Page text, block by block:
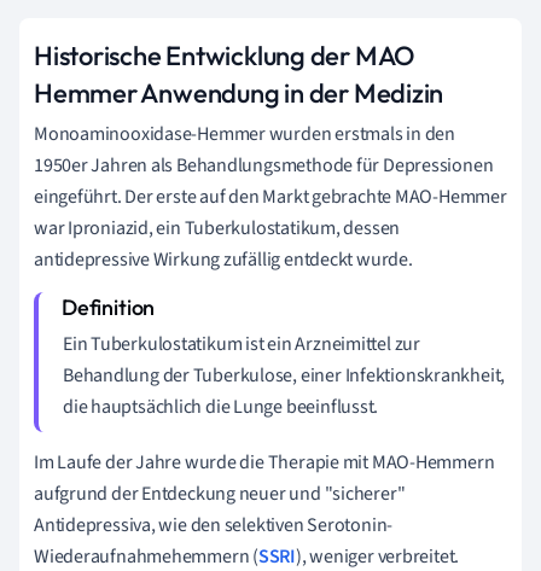
Historische Entwicklung der MAO
Hemmer Anwendung in der Medizin
Monoaminooxidase-Hemmer wurden erstmals in den
1950er Jahren als Behandlungsmethode für Depressionen
eingeführt. Der erste auf den Markt gebrachte MAO-Hemmer
war Iproniazid, ein Tuberkulostatikum, dessen
antidepressive Wirkung zufällig entdeckt wurde.
Ein Tuberkulostatikum ist ein Arzneimittel zur
Behandlung der Tuberkulose, einer Infektionskrankheit,
die hauptsächlich die Lunge beeinflusst.
Im Laufe der Jahre wurde die Therapie mit MAO-Hemmern
aufgrund der Entdeckung neuer und "sicherer"
Antidepressiva, wie den selektiven Serotonin-
Wiederaufnahmehemmern (SSRI), weniger verbreitet.